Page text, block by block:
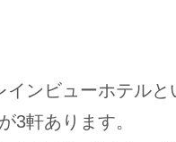
インビューホテル
3軒あります。